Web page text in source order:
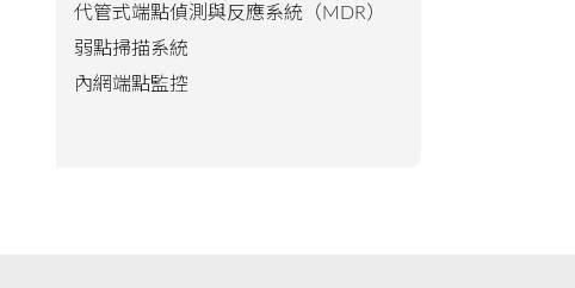
代管式端點偵測與反應系統（MDR）
弱點掃描系統
內網端點監控